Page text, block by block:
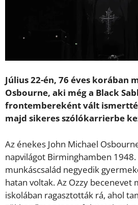
Július 22-én, 76 éves korában
Osbourne, aki még a Black
frontembereként vált ismertté
majd sikeres szólókarrierbe
Az énekes John Michael
napvilágot Birminghamben
munkáscsalád negyedik
hatan voltak. Az Ozzy becenevet
iskolában ragasztották rá, ahol